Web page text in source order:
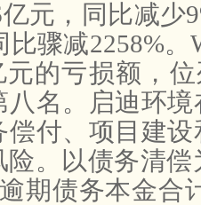
亿元，同比减少
比骤减2258%。
元的亏损额，
八名。启迪环
偿付、项目建
险。以债务清
期债务本金合